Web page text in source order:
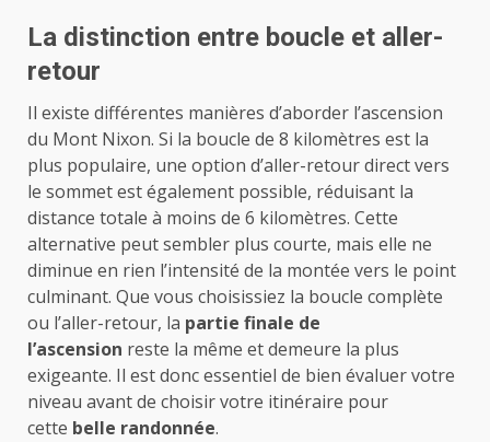
La distinction entre boucle et aller-
retour
Il existe différentes manières d’aborder l’ascension
du Mont Nixon. Si la boucle de 8 kilomètres est la
plus populaire, une option d’aller-retour direct vers
le sommet est également possible, réduisant la
distance totale à moins de 6 kilomètres. Cette
alternative peut sembler plus courte, mais elle ne
diminue en rien l’intensité de la montée vers le point
culminant. Que vous choisissiez la boucle complète
ou l’aller-retour, la partie finale de
l’ascension reste la même et demeure la plus
exigeante. Il est donc essentiel de bien évaluer votre
niveau avant de choisir votre itinéraire pour
cette belle randonnée.